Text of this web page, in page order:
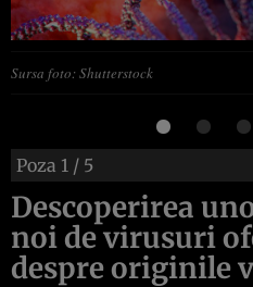
Sursa foto: Shutterstock
Poza 1 / 5
Descoperirea
noi de virusuri
despre originile